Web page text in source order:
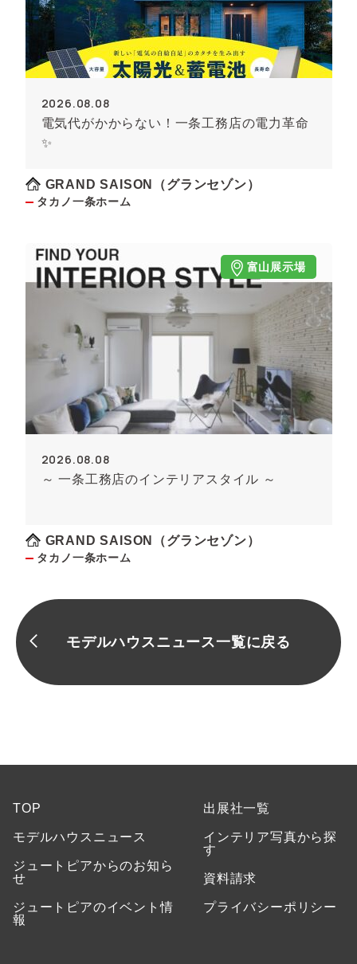
2026.08.08
電気代がかからない！一条工務店の電力革命
✨
GRAND SAISON（グランセゾン）
タカノ一条ホーム
富山展示場
2026.08.08
～ 一条工務店のインテリアスタイル ～
GRAND SAISON（グランセゾン）
タカノ一条ホーム
モデルハウスニュース一覧に戻る
TOP
モデルハウスニュース
ジュートピアからのお知ら
せ
ジュートピアのイベント情
報
出展社一覧
インテリア写真から探
す
資料請求
プライバシーポリシー